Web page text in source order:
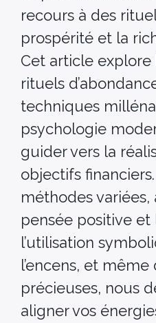
recours à des
prospérité et la
Cet article
rituels
techniques
psychologie
guider vers la
objectifs
méthodes variées,
pensée positive et
l’utilisation
l’encens, et
précieuses, nous
aligner vos